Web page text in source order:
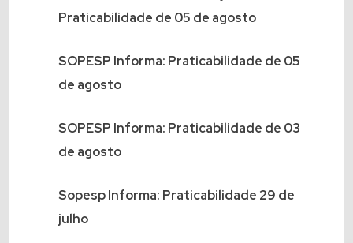
Praticabilidade de 05 de agosto
SOPESP Informa: Praticabilidade de 05
de agosto
SOPESP Informa: Praticabilidade de 03
de agosto
Sopesp Informa: Praticabilidade 29 de
julho